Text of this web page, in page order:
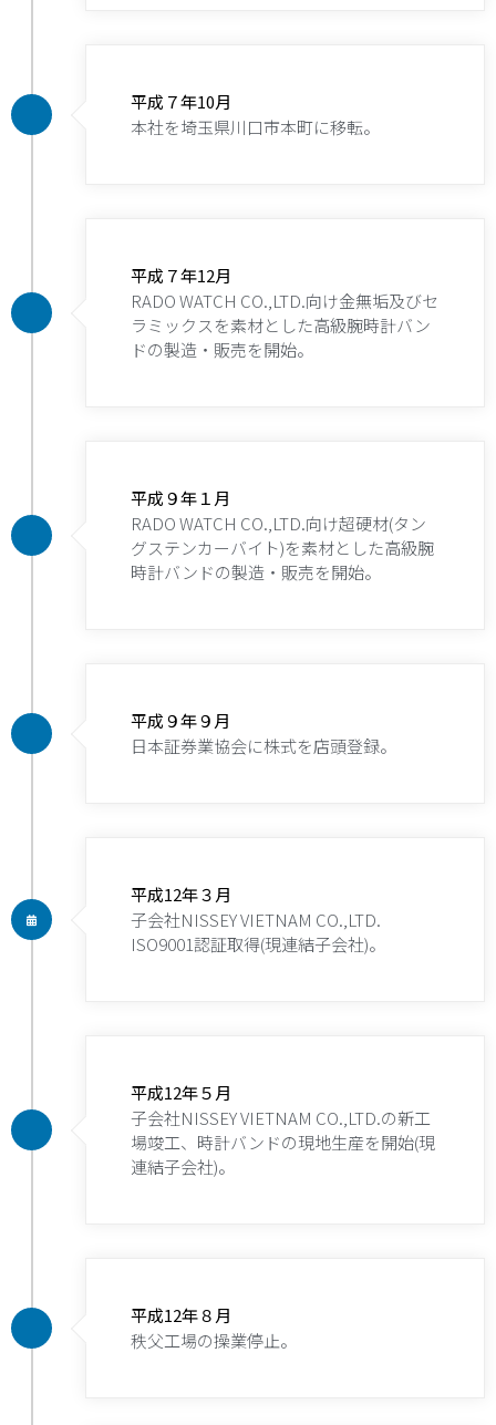
平成７年10月
本社を埼玉県川口市本町に移転。
平成７年12月
RADO WATCH CO.,LTD.向け金無垢及びセ
ラミックスを素材とした高級腕時計バン
ドの製造・販売を開始。
平成９年１月
RADO WATCH CO.,LTD.向け超硬材(タン
グステンカーバイト)を素材とした高級腕
時計バンドの製造・販売を開始。
平成９年９月
日本証券業協会に株式を店頭登録。
平成12年３月
子会社NISSEY VIETNAM CO.,LTD.
ISO9001認証取得(現連結子会社)。
平成12年５月
子会社NISSEY VIETNAM CO.,LTD.の新工
場竣工、時計バンドの現地生産を開始(現
連結子会社)。
平成12年８月
秩父工場の操業停止。